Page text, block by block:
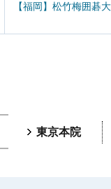
【福岡】松竹梅囲碁
東京本院